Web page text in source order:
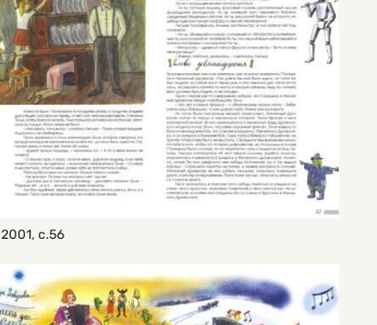
, с.56